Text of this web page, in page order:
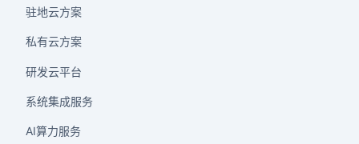
驻地云方案
私有云方案
研发云平台
系统集成服务
AI算力服务